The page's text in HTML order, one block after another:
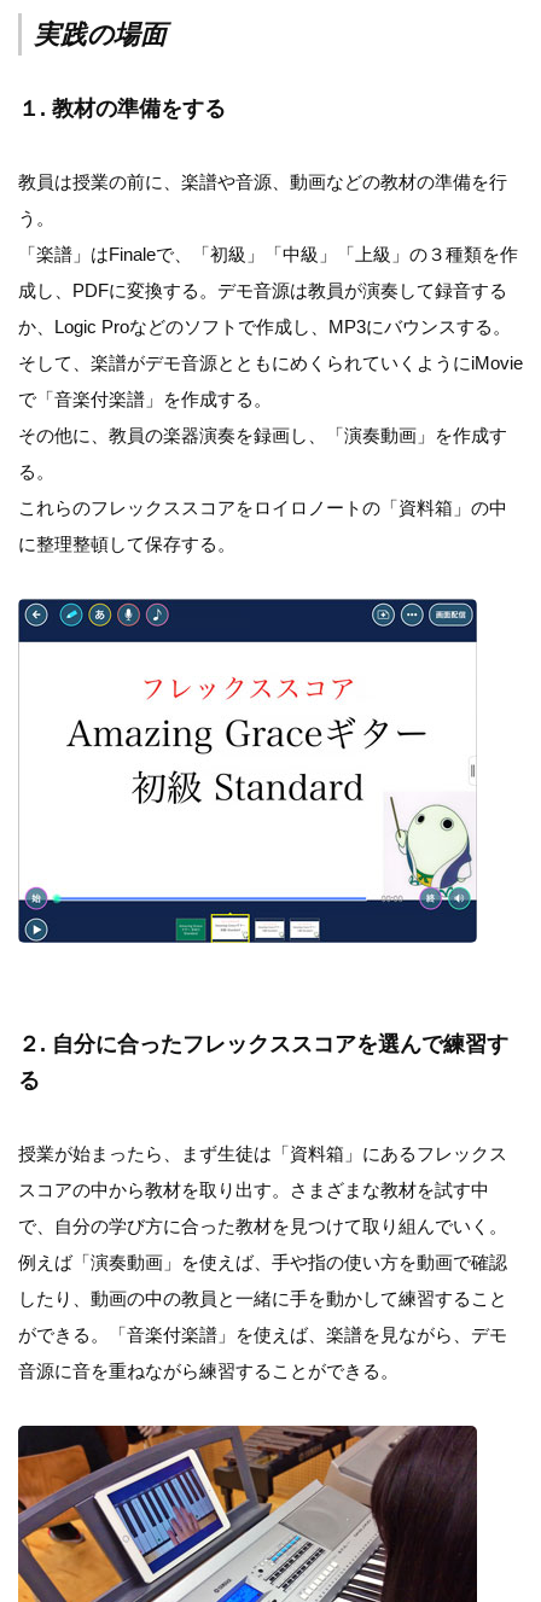
実践の場面
１. 教材の準備をする
教員は授業の前に、楽譜や音源、動画などの教材の準備を行
う。
「楽譜」はFinaleで、「初級」「中級」「上級」の３種類を作
成し、PDFに変換する。デモ音源は教員が演奏して録音する
か、Logic Proなどのソフトで作成し、MP3にバウンスする。
そして、楽譜がデモ音源とともにめくられていくようにiMovie
で「音楽付楽譜」を作成する。
その他に、教員の楽器演奏を録画し、「演奏動画」を作成す
る。
これらのフレックススコアをロイロノートの「資料箱」の中
に整理整頓して保存する。
２. 自分に合ったフレックススコアを選んで練習す
る
授業が始まったら、まず生徒は「資料箱」にあるフレックス
スコアの中から教材を取り出す。さまざまな教材を試す中
で、自分の学び方に合った教材を見つけて取り組んでいく。
例えば「演奏動画」を使えば、手や指の使い方を動画で確認
したり、動画の中の教員と一緒に手を動かして練習すること
ができる。「音楽付楽譜」を使えば、楽譜を見ながら、デモ
音源に音を重ねながら練習することができる。